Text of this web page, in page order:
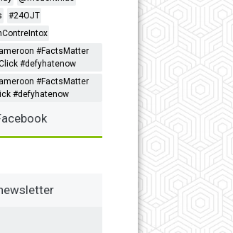
#24OJT
#FactsMatter
#defyhatenow
#FactsMatter
#defyhatenow